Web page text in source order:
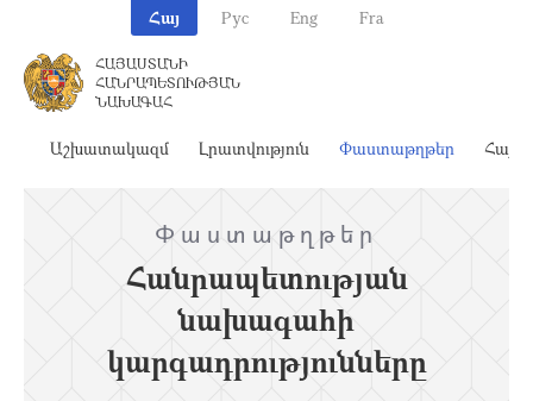
Հայ Рус Eng Fra
ՀԱՅԱՍՏԱՆԻ
ՀԱՆՐԱՊԵՏՈՒԹՅԱՆ
ՆԱԽԱԳԱՀ
Աշխատակազմ Լրատվություն Փաստաթղթեր
Փաստաթղթեր
Հանրապետության
նախագահի
կարգադրությունները